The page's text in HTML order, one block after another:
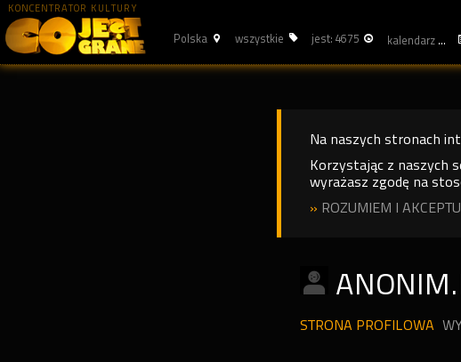
KONCENTRATOR KULTURY
Polska wszystkie jest: 4675 kalendarz
Na naszych stronach
Korzystając z naszych
wyrażasz zgodę na
» ROZUMIEM I
STRONA PROFILOWA